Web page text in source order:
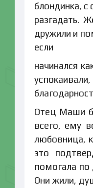
блондинка, с
разгадать.
дружили и
если
начинался
Отец Маши
всего, ему
любовница,
это
помогала по
Они жили,